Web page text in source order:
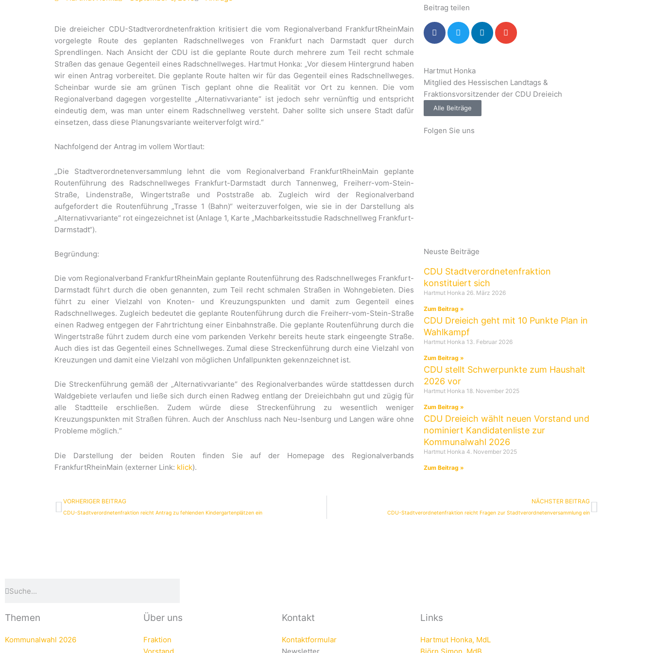
Die dreieicher CDU-Stadtverordnetenfraktion kritisiert die vom Regionalverband FrankfurtRheinMain
vorgelegte Route des geplanten Radschnellweges von Frankfurt nach Darmstadt quer durch
Sprendlingen. Nach Ansicht der CDU ist die geplante Route durch mehrere zum Teil recht schmale
Straßen das genaue Gegenteil eines Radschnellweges. Hartmut Honka: „Vor diesem Hintergrund haben
wir einen Antrag vorbereitet. Die geplante Route halten wir für das Gegenteil eines Radschnellweges.
Scheinbar wurde sie am grünen Tisch geplant ohne die Realität vor Ort zu kennen. Die vom
Regionalverband dagegen vorgestellte „Alternativvariante“ ist jedoch sehr vernünftig und entspricht
eindeutig dem, was man unter einem Radschnellweg versteht. Daher sollte sich unsere Stadt dafür
einsetzen, dass diese Planungsvariante weiterverfolgt wird.“
Nachfolgend der Antrag im vollem Wortlaut:
„Die Stadtverordnetenversammlung lehnt die vom Regionalverband FrankfurtRheinMain geplante
Routenführung des Radschnellweges Frankfurt-Darmstadt durch Tannenweg, Freiherr-vom-Stein-
Straße, Lindenstraße, Wingertstraße und Poststraße ab. Zugleich wird der Regionalverband
aufgefordert die Routenführung „Trasse 1 (Bahn)“ weiterzuverfolgen, wie sie in der Darstellung als
„Alternativvariante“ rot eingezeichnet ist (Anlage 1, Karte „Machbarkeitsstudie Radschnellweg Frankfurt-
Darmstadt“).
Begründung:
Die vom Regionalverband FrankfurtRheinMain geplante Routenführung des Radschnellweges Frankfurt-
Darmstadt führt durch die oben genannten, zum Teil recht schmalen Straßen in Wohngebieten. Dies
führt zu einer Vielzahl von Knoten- und Kreuzungspunkten und damit zum Gegenteil eines
Radschnellweges. Zugleich bedeutet die geplante Routenführung durch die Freiherr-vom-Stein-Straße
einen Radweg entgegen der Fahrtrichtung einer Einbahnstraße. Die geplante Routenführung durch die
Wingertstraße führt zudem durch eine vom parkenden Verkehr bereits heute stark eingeengte Straße.
Auch dies ist das Gegenteil eines Schnellweges. Zumal diese Streckenführung durch eine Vielzahl von
Kreuzungen und damit eine Vielzahl von möglichen Unfallpunkten gekennzeichnet ist.
Die Streckenführung gemäß der „Alternativvariante“ des Regionalverbandes würde stattdessen durch
Waldgebiete verlaufen und ließe sich durch einen Radweg entlang der Dreieichbahn gut und zügig für
alle Stadtteile erschließen. Zudem würde diese Streckenführung zu wesentlich weniger
Kreuzungspunkten mit Straßen führen. Auch der Anschluss nach Neu-Isenburg und Langen wäre ohne
Probleme möglich.“
Die Darstellung der beiden Routen finden Sie auf der Homepage des Regionalverbands
FrankfurtRheinMain (externer Link: klick).
Beitrag teilen
Hartmut Honka
Mitglied des Hessischen Landtags &
Fraktionsvorsitzender der CDU Dreieich
Alle Beiträge
Folgen Sie uns
Neuste Beiträge
CDU Stadtverordnetenfraktion
konstituiert sich
Hartmut Honka 26. März 2026
Zum Beitrag »
CDU Dreieich geht mit 10 Punkte Plan in
Wahlkampf
Hartmut Honka 13. Februar 2026
Zum Beitrag »
CDU stellt Schwerpunkte zum Haushalt
2026 vor
Hartmut Honka 18. November 2025
Zum Beitrag »
CDU Dreieich wählt neuen Vorstand und
nominiert Kandidatenliste zur
Kommunalwahl 2026
Hartmut Honka 4. November 2025
Zum Beitrag »
Zurück
VORHERIGER BEITRAG
CDU-Stadtverordnetenfraktion reicht Antrag zu fehlenden Kindergartenplätzen ein
NÄCHSTER BEITRAG
CDU-Stadtverordnetenfraktion reicht Fragen zur Stadtverordnetenversammlung ein
Nächster
Themen
Kommunalwahl 2026
Über uns
Fraktion
Kontakt
Kontaktformular
Links
Hartmut Honka, MdL